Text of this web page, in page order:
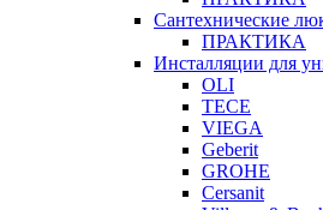
Сантехнические
ПРАКТИКА
Инсталляции для
OLI
TECE
VIEGA
Geberit
GROHE
Cersanit